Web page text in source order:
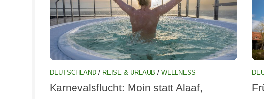
DEUTSCHLAND / REISE & URLAUB / WELLNESS
Karnevalsflucht: Moin statt Alaaf,